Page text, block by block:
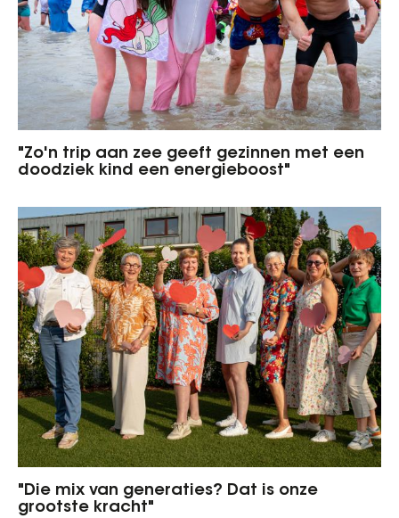
"Zo'n trip aan zee geeft gezinnen met een
doodziek kind een energieboost"
"Die mix van generaties? Dat is onze
grootste kracht"